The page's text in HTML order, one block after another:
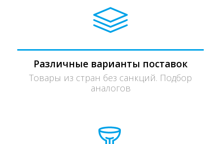
Различные варианты поставок
Товары из стран без санкций. Подбор
аналогов